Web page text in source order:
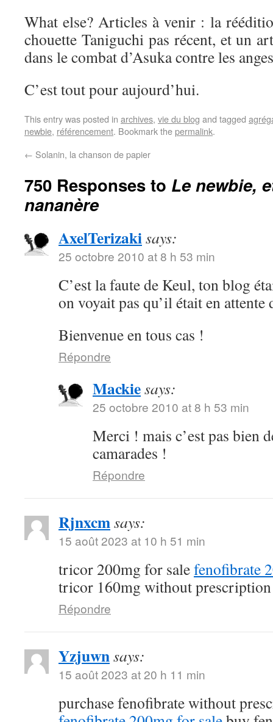
What else? Articles à venir : la
chouette Taniguchi pas récent, et un
dans le combat d’Asuka contre les
C’est tout pour aujourd’hui.
This entry was posted in archives, vie du blog and tagged
newbie, référencement. Bookmark thepermalink.
← Solanin, la chanson de papier
750 Responses to Le newbie,
nananère
AxelTerizakisays:
25 octobre 2010 at 8 h 53 min
C’est la faute de Keul, ton blog
on voyait pas qu’il était en
Bienvenue en tous cas !
Répondre
Mackiesays:
25 octobre 2010 at 8 h 53 min
Merci ! mais c’est pas bien
camarades !
Répondre
Rjnxcmsays:
15 août 2023 at 10 h 51 min
tricor 200mg for salefenofibrate
tricor 160mg without prescription
Répondre
Yzjuwnsays:
15 août 2023 at 20 h 11 min
purchase fenofibrate without